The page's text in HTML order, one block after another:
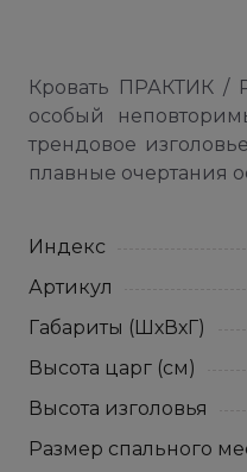
Кровать ПРАКТИК /
особый
трендовое
плавные очертания
Индекс
Артикул
Габариты (ШхВхГ)
Высота царг (см)
Высота изголовья
Размер спального